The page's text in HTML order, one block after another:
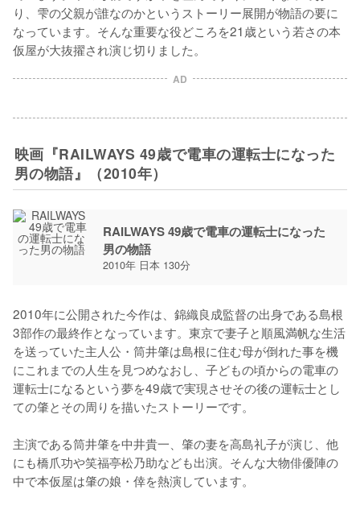
り、雫の父親が誰なのかというストーリー展開が物語の要に
なっています。そんな重要な役どころを21歳という若さの本
仮屋が大抜擢され演じ切りました。
AD
映画『RAILWAYS 49歳で電車の運転士になった
男の物語』（2010年）
RAILWAYS 49歳で電車の運転士になった
男の物語
2010年 日本 130分
2010年に公開された今作は、錦織良成監督の出身である島根
3部作の最終作となっています。東京で妻子と順風満帆な生活
を送っていた主人公・筒井肇は島根に住む母が倒れた事を機
にこれまでの人生を見つめなおし、子どもの頃からの電車の
運転士になるという夢を49歳で実現させその後の運転士とし
ての肇とその周りを描いたストーリーです。
主演である筒井肇を中井貴一、肇の妻を高島礼子が演じ、他
にも橋爪功や笑福亭松乃助なども出演。そんな大物俳優陣の
中で本仮屋は肇の娘・倖を熱演しています。